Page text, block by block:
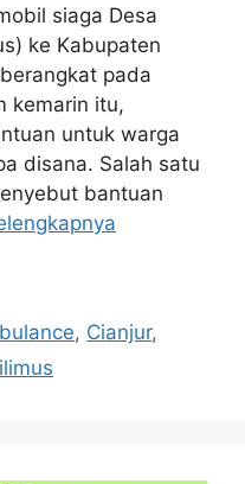
siaga Desa
ke Kabupaten
pada
kemarin itu,
untuk warga
disana. Salah satu
bantuan
, Cianjur,